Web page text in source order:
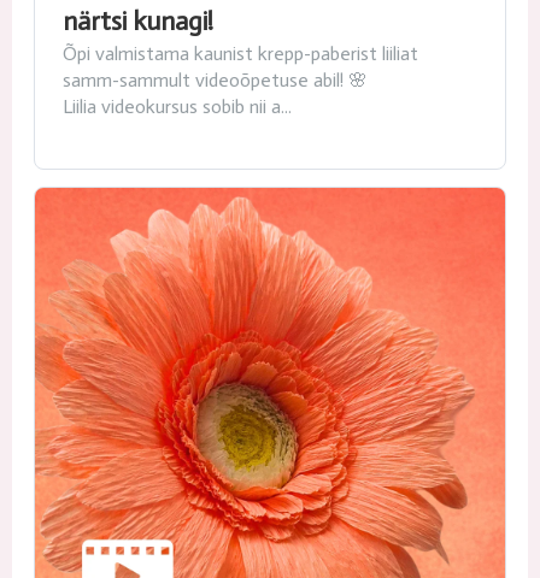
närtsi kunagi!
Õpi valmistama kaunist krepp-paberist liiliat
samm-sammult videoõpetuse abil! 🌸
Liilia videokursus sobib nii a...